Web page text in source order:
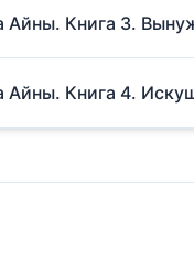
Айны. Книга 3.
Айны. Книга 4.